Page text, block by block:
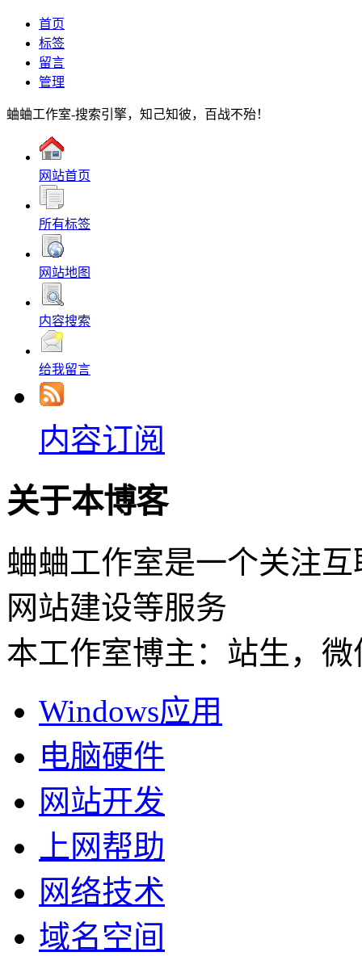
首页
标签
留言
管理
蛐蛐工作室-搜索引擎，知己知彼，百战不殆！
网站首页
所有标签
网站地图
内容搜索
给我留言
内容订阅
关于本博客
蛐蛐工作室是一个关注
网站建设等服务
本工作室博主：站生，微
Windows应用
电脑硬件
网站开发
上网帮助
网络技术
域名空间